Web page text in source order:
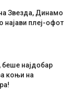
Звезда, Динамо
најави плеј-офот
беше најдобар
коњи на